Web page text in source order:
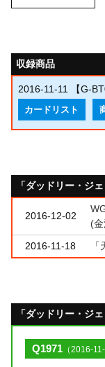
収録商品
2016-11-11 【G-
カードリスト
「ダッドリー・ジ
2016-12-02
(
2016-11-18
「ダッドリー・ジ
Q1971 （2016-11-